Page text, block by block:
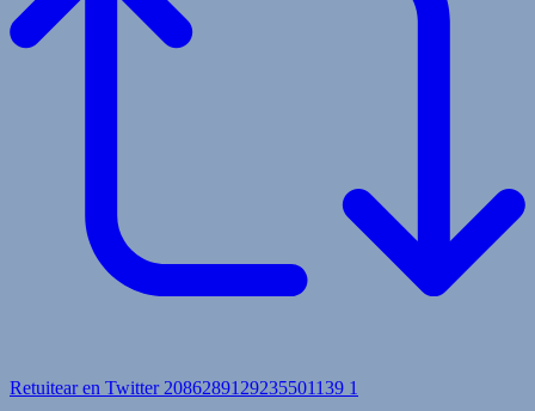
Retuitear en Twitter 2086289129235501139 1